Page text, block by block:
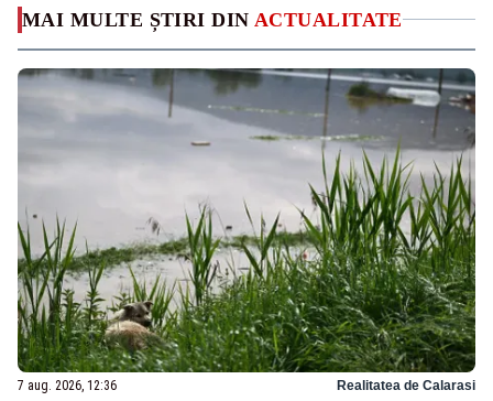
MAI MULTE ȘTIRI DIN ACTUALITATE
7 aug. 2026, 12:36 Realitatea de Calarasi